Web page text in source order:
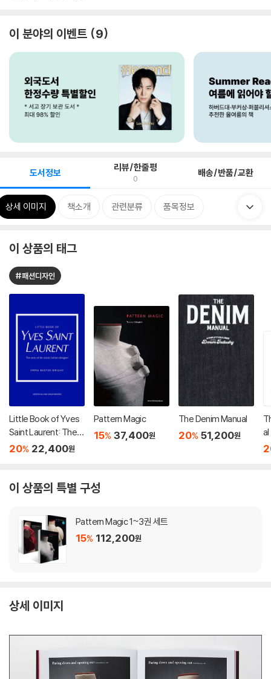
이 분야의 이벤트 9
도서정보 리뷰/한줄평
0 배송/반품/교환
상세 이미지 책소개 관련분류 품목정보
이 상품의 태그
#패션디자인
Little Book of Yves
Saint Laurent: The S
tory of the Iconic Fa
20% 22,400원
Pattern Magic
15% 37,400원
The Denim Manual
20% 51,200원
al
이 상품의 특별 구성
Pattern Magic 1~3권 세트
15% 112,200원
상세 이미지